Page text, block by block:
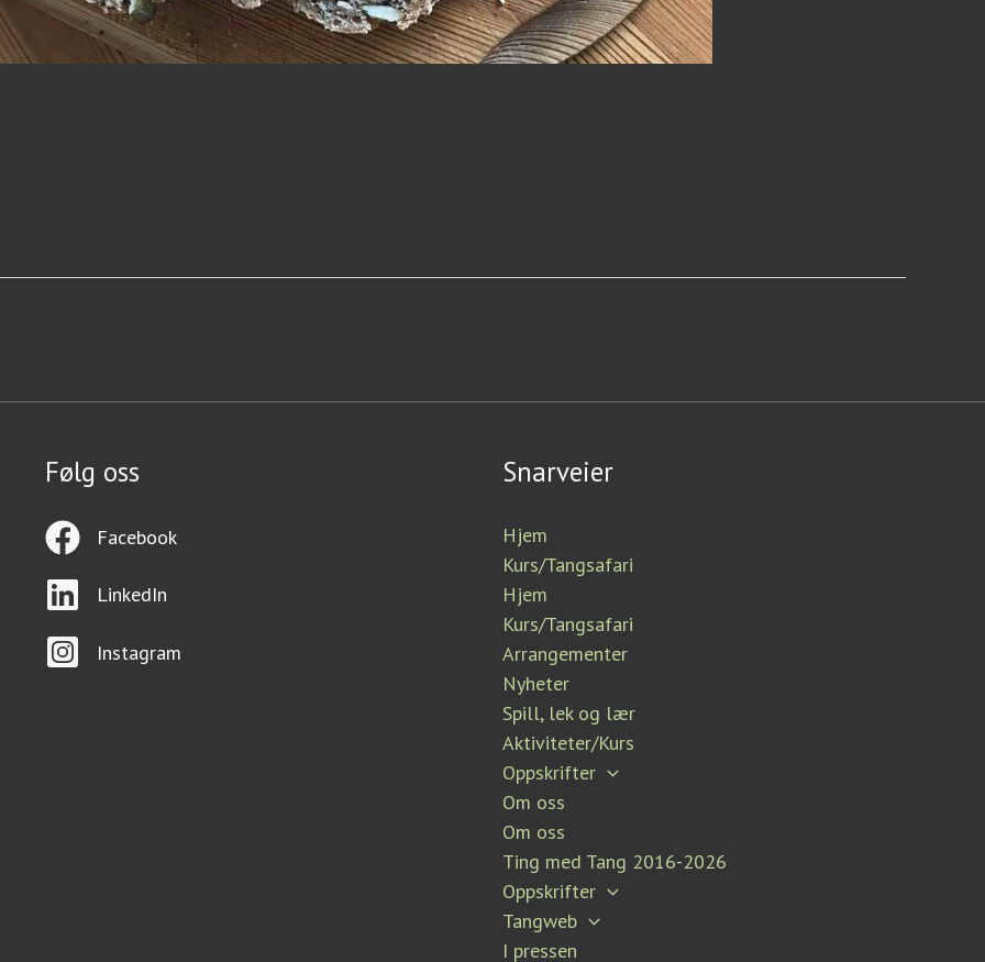
Følg oss
Facebook
LinkedIn
Instagram
Snarveier
Hjem
Kurs/Tangsafari
Hjem
Kurs/Tangsafari
Arrangementer
Nyheter
Spill, lek og lær
Aktiviteter/Kurs
Oppskrifter
Om oss
Om oss
Ting med Tang 2016-2026
Oppskrifter
Tangweb
I pressen